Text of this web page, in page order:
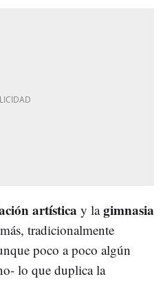
artística y lagimnasia
tradicionalmente
poco a poco algún
lo que duplica la